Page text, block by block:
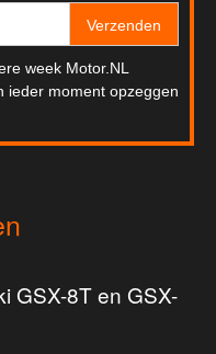
Verzenden
week Motor.NL
ieder moment opzeggen
GSX-8T en GSX-